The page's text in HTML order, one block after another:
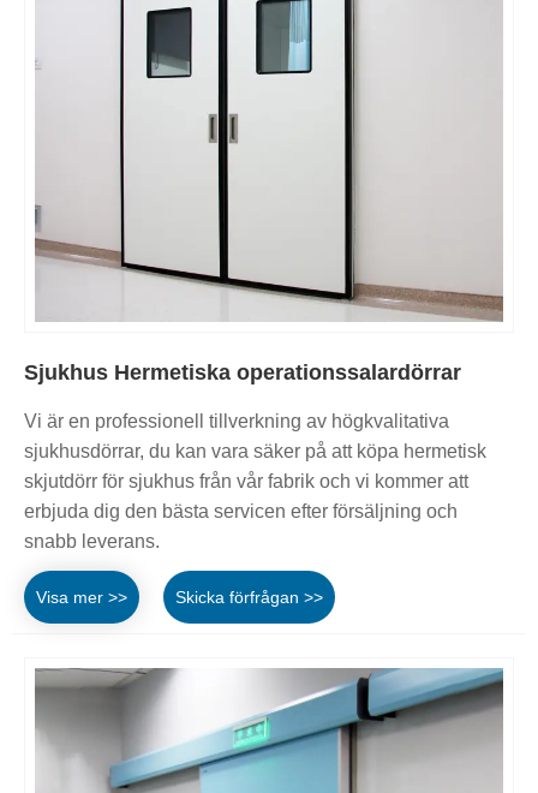
Sjukhus Hermetiska operationssalardörrar
Vi är en professionell tillverkning av högkvalitativa
sjukhusdörrar, du kan vara säker på att köpa hermetisk
skjutdörr för sjukhus från vår fabrik och vi kommer att
erbjuda dig den bästa servicen efter försäljning och
snabb leverans.
Visa mer >> Skicka förfrågan >>